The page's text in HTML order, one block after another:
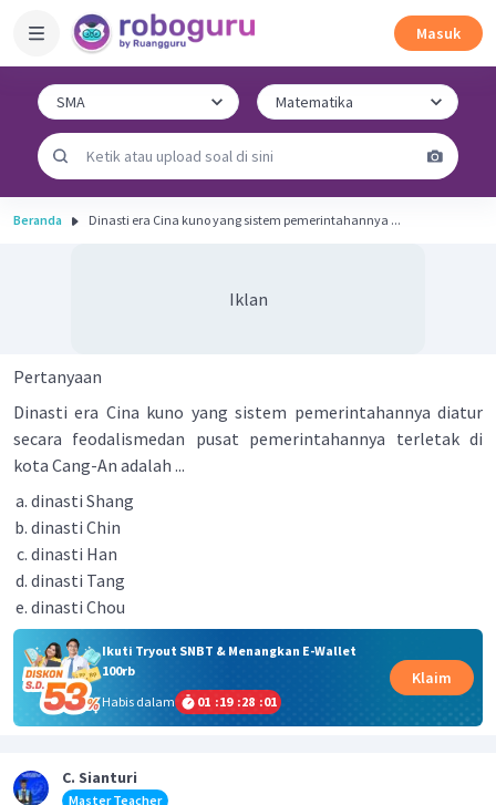
Masuk
Beranda Dinasti era Cina kuno yang sistem pemerintahannya ...
Iklan
Pertanyaan
Dinasti era Cina kuno yang sistem pemerintahannya diatur
secara feodalismedan pusat pemerintahannya terletak di
kota Cang-An adalah ...
dinasti Shang
dinasti Chin
dinasti Han
dinasti Tang
dinasti Chou
Ikuti Tryout SNBT & Menangkan E-Wallet
100rb
Habis dalam
01 :19 :28 :01
Klaim
C. Sianturi
Master Teacher